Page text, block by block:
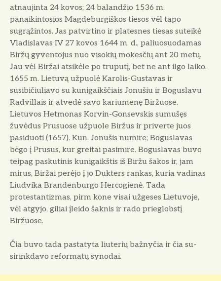
atnaujinta 24 kovos; 24 balandžio 1536 m.
panaikintosios Magdeburgiškos tiesos vėl tapo
sugrąžintos. Jas patvirtino ir platesnes tiesas suteikė
Vladislavas IV 27 kovos 1644 m. d., paliuosuodamas
Biržų gyventojus nuo visokių mokesčių ant 20 metų.
Jau vėl Biržai atsikėle po truputį, bet ne ant ilgo laiko.
1655 m. Lietuvą užpuolė Karolis-Gustavas ir
susibičiuliavo su kunigaikščiais Jonušiu ir Boguslavu
Radvillais ir atvedė savo kariumenę Biržuose.
Lietuvos Hetmonas Korvin-Gonsevskis sumušęs
žuvėdus Prusuose užpuole Biržus ir priverte juos
pasiduoti (1657). Kun. Jonušis numire; Boguslavas
bėgo į Prusus, kur greitai pasimire. Boguslavas buvo
teipag paskutinis kunigaikštis iš Biržu šakos ir, jam
mirus, Biržai perėjo į jo Dukters rankas, kuria vadinas
Liudvika Brandenburgo Hercogienė. Tada
protestantizmas, pirm kone visai užgeses Lietuvoje,
vėl atgyjo, giliai įleido šaknis ir rado prieglobstį
Biržuose.
Čia buvo tada pastatyta liuterių bažnyčia ir čia su-
sirinkdavo reformatų synodai.